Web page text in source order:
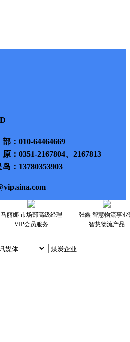
：010-64464669
：0351-2167804、2167813
岛 ：13780353903
马丽娜 市场部高级经理
VIP会员服务
张鑫 智慧物流事业
智慧物流产品